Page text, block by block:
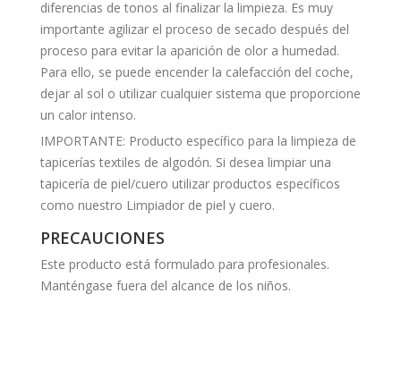
diferencias de tonos al finalizar la limpieza. Es muy
importante agilizar el proceso de secado después del
proceso para evitar la aparición de olor a humedad.
Para ello, se puede encender la calefacción del coche,
dejar al sol o utilizar cualquier sistema que proporcione
un calor intenso.
IMPORTANTE: Producto específico para la limpieza de
tapicerías textiles de algodón. Si desea limpiar una
tapicería de piel/cuero utilizar productos específicos
como nuestro Limpiador de piel y cuero.
PRECAUCIONES
Este producto está formulado para profesionales.
Manténgase fuera del alcance de los niños.